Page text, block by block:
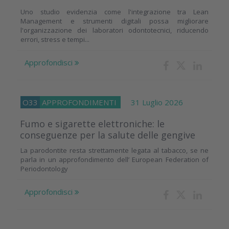
Uno studio evidenzia come l'integrazione tra Lean
Management e strumenti digitali possa migliorare
l'organizzazione dei laboratori odontotecnici, riducendo
errori, stress e tempi...
Approfondisci
O33 APPROFONDIMENTI 31 Luglio 2026
Fumo e sigarette elettroniche: le
conseguenze per la salute delle gengive
La parodontite resta strettamente legata al tabacco, se ne
parla in un approfondimento dell’ European Federation of
Periodontology
Approfondisci